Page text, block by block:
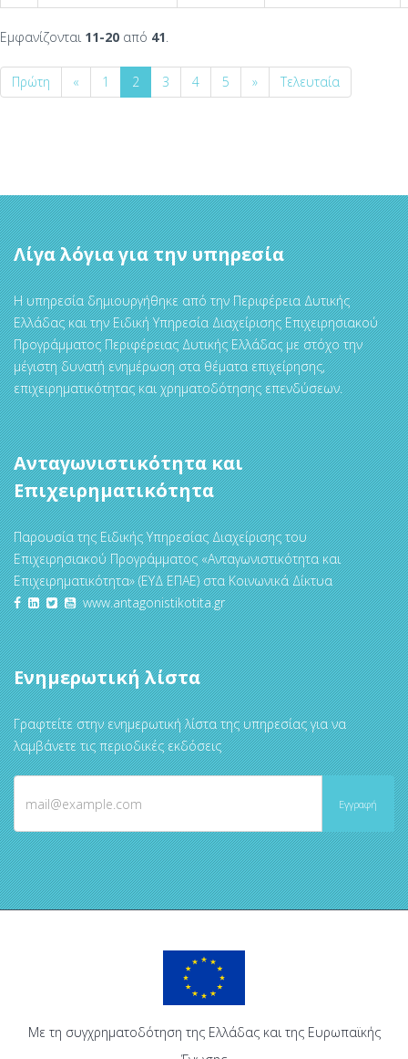
Εμφανίζονται 11-20 από 41.
Πρώτη « 1 2 3 4 5 » Τελευταία
Λίγα λόγια για την υπηρεσία
Η υπηρεσία δημιουργήθηκε από την Περιφέρεια Δυτικής
Ελλάδας και την Ειδική Υπηρεσία Διαχείρισης Επιχειρησιακού
Προγράμματος Περιφέρειας Δυτικής Ελλάδας με στόχο την
μέγιστη δυνατή ενημέρωση στα θέματα επιχείρησης,
επιχειρηματικότητας και χρηματοδότησης επενδύσεων.
Ανταγωνιστικότητα και
Επιχειρηματικότητα
Παρουσία της Ειδικής Υπηρεσίας Διαχείρισης του
Επιχειρησιακού Προγράμματος «Ανταγωνιστικότητα και
Επιχειρηματικότητα» (ΕΥΔ ΕΠΑΕ) στα Κοινωνικά Δίκτυα
www.antagonistikotita.gr
Ενημερωτική λίστα
Γραφτείτε στην ενημερωτική λίστα της υπηρεσίας για να
λαμβάνετε τις περιοδικές εκδόσεις
Με τη συγχρηματοδότηση της Ελλάδας και της Ευρωπαϊκής